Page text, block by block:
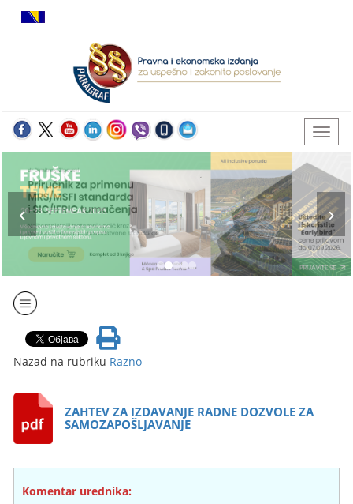
Nazad na rubriku Razno
ZAHTEV ZA IZDAVANJE RADNE DOZVOLE ZA
SAMOZAPOŠLJAVANJE
Komentar urednika: